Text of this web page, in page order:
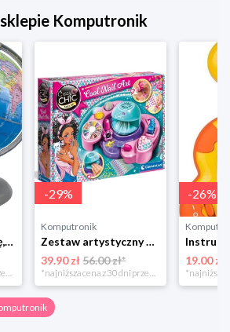
Komputronik
Nauka przez zabawę,zabawka edukacyjna,zabawka interaktywna Lexibook Globus Świecący Dzienny i Nocny PL LEXIBOOK
*najniższa cena z 30 dni przed obniżką
-29%
Komputronik
Zestaw artystyczny Clementoni Crazy chic Odjazdowe paznokcie 78771
39.90 zł 56.00 zł*
*najniższa cena z 30 dni przed obniżką
-26%
19.00 zł